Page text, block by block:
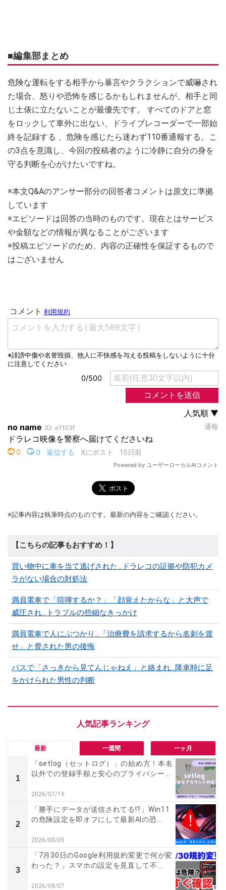
■編集部まとめ
危険な運転をする相手から暴言やクラクションで威嚇され
た場合、怒りや恐怖を感じるかもしれませんが、相手と同
じ土俵に立たないことが最優先です。 すべてのドアと窓
をロックして車外に出ない、ドライブレコーダーで一部始
終を記録する 、危険を感じたら迷わず110番通報する。こ
の3点を意識し、今回の投稿者のように冷静に自分の身を
守る判断を心がけたいですね。
※本文Q&Aのアンサー部分の回答者コメントは原文に準拠
しています
※エピソードは回答の当時のものです。現在とはサービス
や金額などの情報が異なることがございます
※投稿エピソードのため、内容の正確性を保証するもので
はございません
※記事内容は執筆時点のものです。最新の内容をご確認ください。
【こちらの記事もおすすめ！】
買い物中に車を当て逃げされた…ドラレコの証拠や防犯カメ
ラがない場合の対処法
満員電車で「喧嘩するか？」「顔覚えたからな」と大声で
威圧され…トラブルの些細なきっかけ
満員電車で人にぶつかり…「治療費を請求するから名刺を渡
せ」と脅された男の後悔
バスで「さっきから見てんじゃねえ」と絡まれ…降車時に足
をかけられた男性の判断
最新 一週間 一ヶ月
1
「setlog（セットログ）」の始め方！本名
以外での登録手順と安心のプライバシー...
2026/07/19
2
「勝手にデータが送信されてる!?」Win11
の危険設定を即オフにして最新AIの恐...
2026/08/05
3
「7月30日のGoogle利用規約変更で何が変
わった？」スマホの設定を見直して不...
2026/08/07